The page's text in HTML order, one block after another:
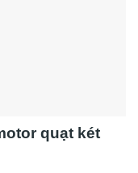
quạt két